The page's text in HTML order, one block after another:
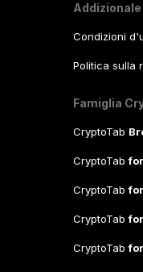
Addizionale
Condizioni
Politica sulla
Famiglia
CryptoTab
CryptoTab
CryptoTab
CryptoTab
CryptoTab